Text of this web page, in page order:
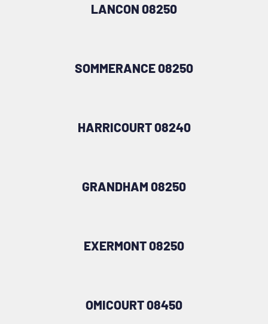
LANCON 08250
SOMMERANCE 08250
HARRICOURT 08240
GRANDHAM 08250
EXERMONT 08250
OMICOURT 08450